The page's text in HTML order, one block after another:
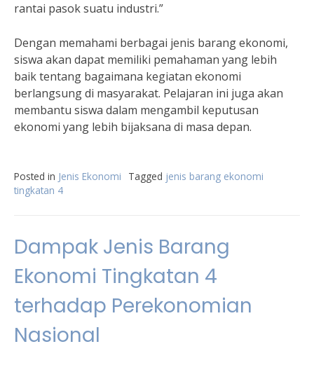
rantai pasok suatu industri.”
Dengan memahami berbagai jenis barang ekonomi,
siswa akan dapat memiliki pemahaman yang lebih
baik tentang bagaimana kegiatan ekonomi
berlangsung di masyarakat. Pelajaran ini juga akan
membantu siswa dalam mengambil keputusan
ekonomi yang lebih bijaksana di masa depan.
Posted in Jenis Ekonomi Tagged jenis barang ekonomi
tingkatan 4
Dampak Jenis Barang
Ekonomi Tingkatan 4
terhadap Perekonomian
Nasional